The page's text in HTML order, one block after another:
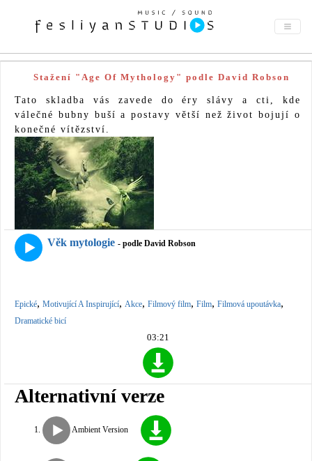
Stažení "Age Of Mythology" podle David Robson
Tato skladba vás zavede do éry slávy a cti, kde
válečné bubny buší a postavy větší než život bojují o
konečné vítězství.
Věk mytologie - podle David Robson
Epické, Motivující A Inspirující, Akce, Filmový film, Film, Filmová upoutávka,
Dramatické bicí
03:21
Alternativní verze
Ambient Version